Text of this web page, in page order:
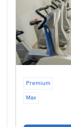
Premium
Max